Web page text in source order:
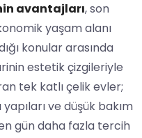
avantajları, son
yaşam alanı
konular arasında
estetik çizgileriyle
tek katlı çelik evler;
ve düşük bakım
gün daha fazla tercih